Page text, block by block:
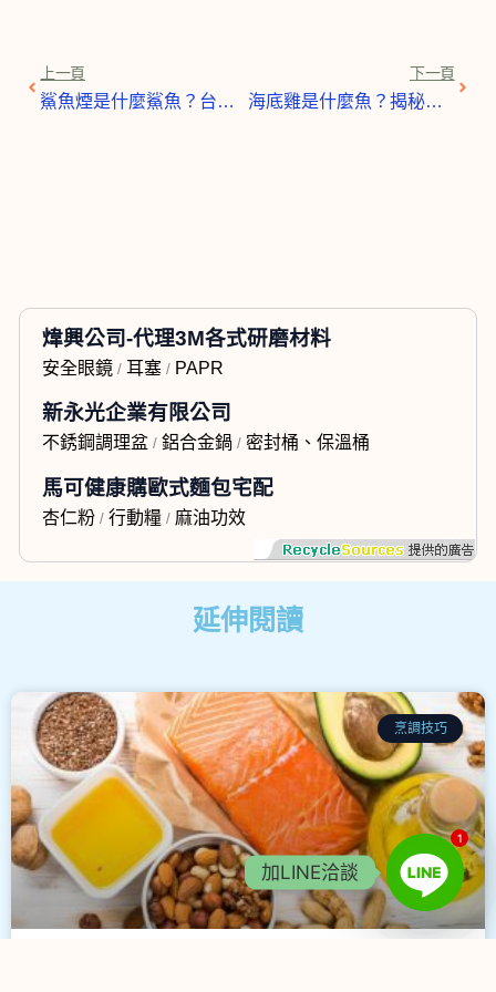
上一頁
上一頁
鯊魚煙是什麼鯊魚？台灣傳統美食的海洋生態與文化探秘
下一頁
海底雞是什麼魚？揭秘「海底雞」的由來與真相！
下一
煒興公司-代理3M各式研磨材料
安全眼鏡/ 耳塞/ PAPR
新永光企業有限公司
不銹鋼調理盆/ 鋁合金鍋 / 密封桶、保溫桶
馬可健康購歐式麵包宅配
杏仁粉/ 行動糧/ 麻油功效
延伸閱讀
烹調技巧
1
加LINE洽談